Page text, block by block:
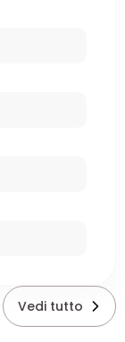
Vedi tutto